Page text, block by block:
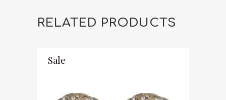
RELATED PRODUCTS
Sale